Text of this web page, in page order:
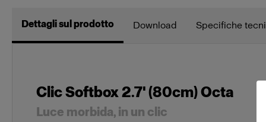
Dettagli sul prodotto Download Specifiche
Clic Softbox 2.7' (80cm) Octa
Luce morbida, in un clic